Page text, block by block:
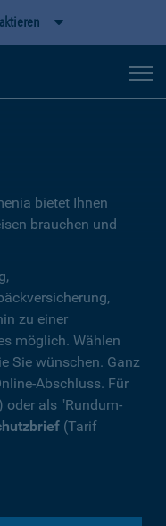
bietet Ihnen
brauchen und
zu einer
möglich. Wählen
Sie wünschen. Ganz
Abschluss. Für
oder als "Rundum-
(Tarif